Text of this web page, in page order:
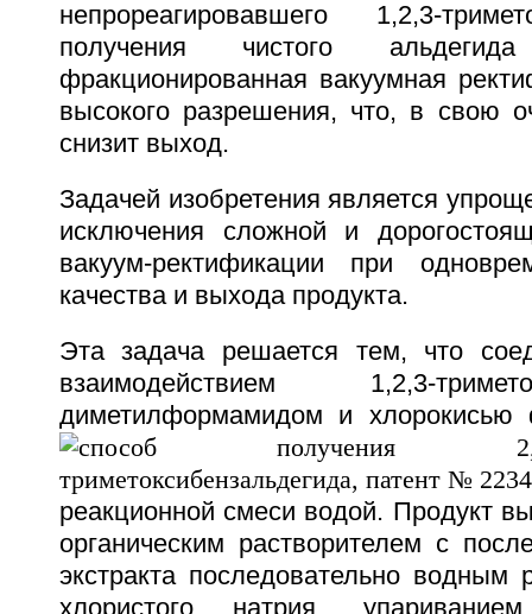
непрореагировавшего 1,2,3-
получения чистого
фракционированная вакуумная
высокого разрешения, что, в свою
снизит выход.
Задачей изобретения является
исключения сложной и
вакуум-ректификации при
качества и выхода продукта.
Эта задача решается тем, что
взаимодействием 1,2,3-
диметилформамидом и
реакционной смеси водой. Продукт
органическим растворителем с
экстракта последовательно водным